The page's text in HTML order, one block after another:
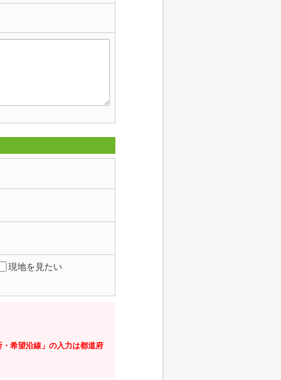
現地を見たい
希望沿線」の入力は都道府